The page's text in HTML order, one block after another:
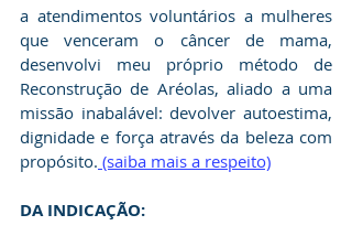
a atendimentos voluntários a mulheres
que venceram o câncer de mama,
desenvolvi meu próprio método de
Reconstrução de Aréolas, aliado a uma
missão inabalável: devolver autoestima,
dignidade e força através da beleza com
propósito. (saiba mais a respeito)
DA INDICAÇÃO: